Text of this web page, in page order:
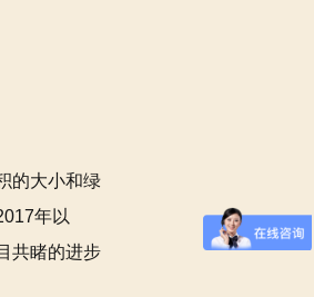
的大小和绿
年以
共睹的进步